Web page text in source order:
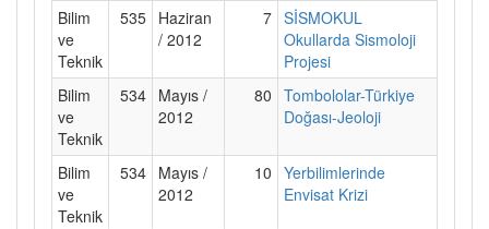
Bilim
ve
Teknik
535 Haziran
/ 2012
7 SİSMOKUL
Okullarda Sismoloji
Projesi
Bilim
ve
Teknik
534 Mayıs /
2012
80 Tombololar-Türkiye
Doğası-Jeoloji
Bilim
ve
Teknik
534 Mayıs /
2012
10 Yerbilimlerinde
Envisat Krizi